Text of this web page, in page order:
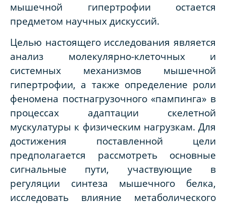
мышечной гипертрофии остается
предметом научных дискуссий.
Целью настоящего исследования является
анализ молекулярно-клеточных и
системных механизмов мышечной
гипертрофии, а также определение роли
феномена постнагрузочного «пампинга» в
процессах адаптации скелетной
мускулатуры к физическим нагрузкам. Для
достижения поставленной цели
предполагается рассмотреть основные
сигнальные пути, участвующие в
регуляции синтеза мышечного белка,
исследовать влияние метаболического